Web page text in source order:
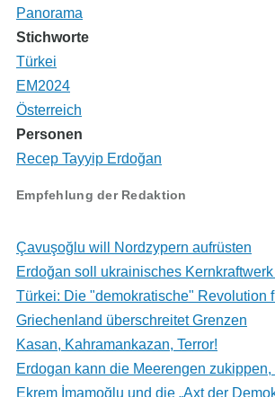
Panorama
Stichworte
Türkei
EM2024
Österreich
Personen
Recep Tayyip Erdoğan
Empfehlung der Redaktion
Çavuşoğlu will Nordzypern aufrüsten
Erdoğan soll ukrainisches Kernkraftwerk
Türkei: Die "demokratische" Revolution
Griechenland überschreitet Grenzen
Kasan, Kahramankazan, Terror!
Erdogan kann die Meerengen zukippen,
Ekrem İmamoğlu und die „Axt der